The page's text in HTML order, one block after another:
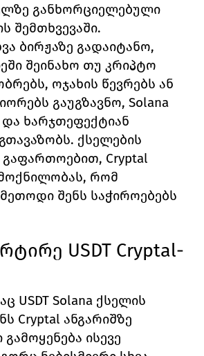
განხორციელებული
შემთხვევაში.
ბირჟაზე გადაიტანო,
შეინახო თუ კრიპტო
ოჯახის წევრებს ან
გაუგზავნო, Solana
ხარჯთეფექტიან
ქსელების
Cryptal
რომ
შენს საჭიროებებს
USDT Cryptal-
USDT Solana ქსელის
Cryptal ანგარიშზე
გამოყენება ისევე